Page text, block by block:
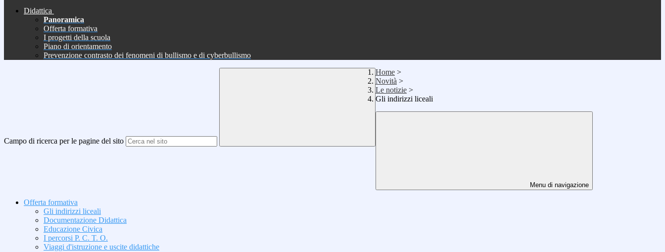
Didattica
Panoramica
Offerta formativa
I progetti della scuola
Piano di orientamento
Prevenzione contrasto dei fenomeni di bullismo e di cyberbullismo
Campo di ricerca per le pagine del sito
Home >
Novità >
Le notizie >
Gli indirizzi liceali
Menu di navigazione
Offerta formativa
Gli indirizzi liceali
Documentazione Didattica
Educazione Civica
I percorsi P. C. T. O.
Viaggi d'istruzione e uscite didattiche